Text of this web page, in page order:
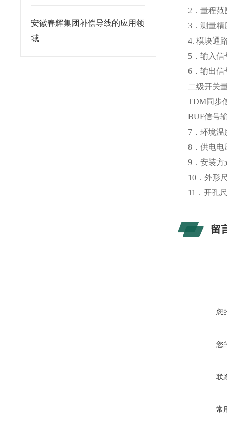
安徽春辉集团补偿导线的应用领
域
2．量程范
3．测量精
4. 模块通
5．输入信
6．输出
二级开关
TDM同步
BUF信号
7．环境
8．供电电
9．安装方
10．外形
11．开孔
留
您
您
联
常